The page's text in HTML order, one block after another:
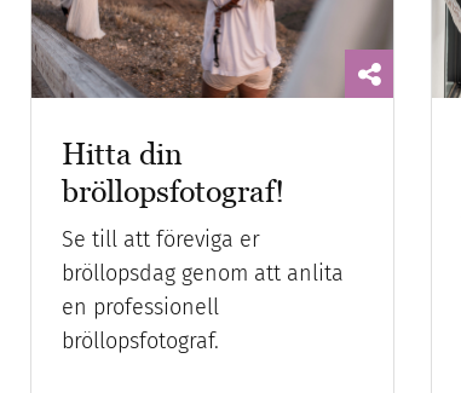
Hitta din
bröllopsfotograf!
Se till att föreviga er
bröllopsdag genom att anlita
en professionell
bröllopsfotograf.